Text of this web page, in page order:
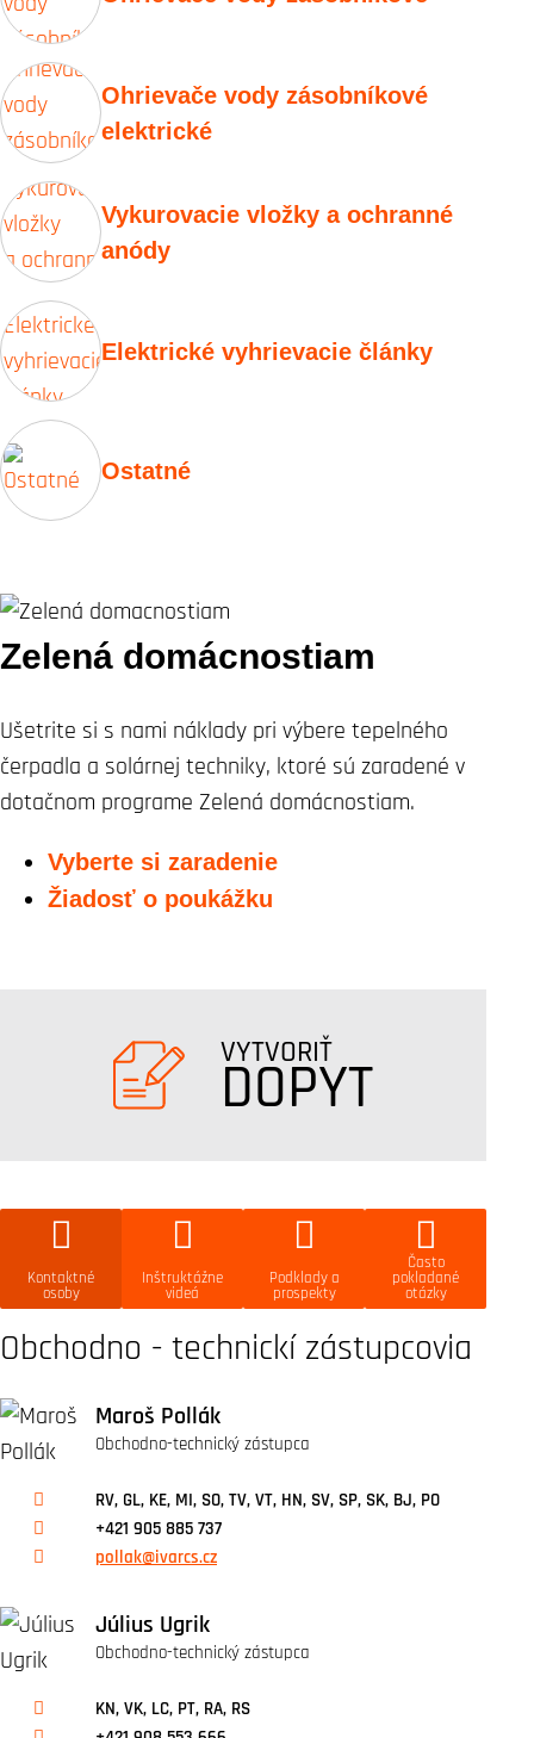
Ohrievače vody zásobníkové
elektrické
Vykurovacie vložky a ochranné
anódy
Elektrické vyhrievacie články
Ostatné
Zelená domácnostiam
Ušetrite si s nami náklady pri výbere tepelného
čerpadla a solárnej techniky, ktoré sú zaradené v
dotačnom programe Zelená domácnostiam.
Vyberte si zaradenie
Žiadosť o poukážku
VYTVORIŤ
DOPYT
Kontaktné
osoby
Inštruktážne
videá
Podklady a
prospekty
Často
pokladané
otázky
Obchodno - technickí zástupcovia
Maroš Pollák
Obchodno-technický zástupca
RV, GL, KE, MI, SO, TV, VT, HN, SV, SP, SK, BJ, PO
+421 905 885 737
pollak@ivarcs.cz
Július Ugrik
Obchodno-technický zástupca
KN, VK, LC, PT, RA, RS